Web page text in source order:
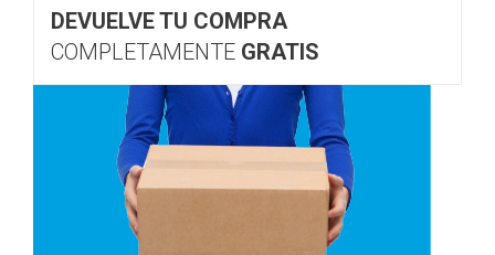
DEVUELVE TU COMPRA
COMPLETAMENTE GRATIS